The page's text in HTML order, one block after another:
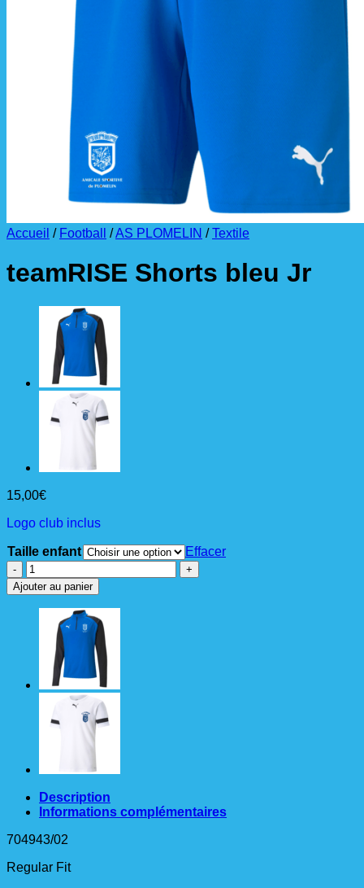
référent des équipements du club
Accueil / Football /AS PLOMELIN / Textile
teamRISE Shorts bleu Jr
15,00€
Logo club inclus
Taille enfant
Effacer
quantité
de
teamRISE
Shorts
Ajouter au panier
Description
Informations complémentaires
704943/02
Regular Fit